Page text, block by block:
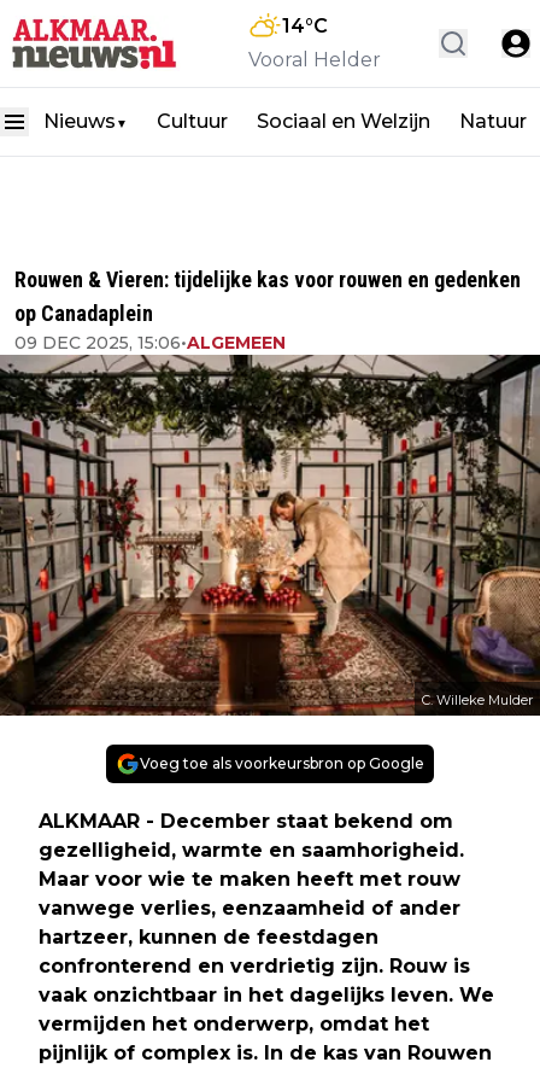
14°C
Vooral Helder
Nieuws ▼ Cultuur Sociaal en Welzijn Natuur
Rouwen & Vieren: tijdelijke kas voor rouwen en gedenken
op Canadaplein
09 DEC 2025, 15:06•ALGEMEEN
C. Willeke Mulder
Voeg toe als voorkeursbron op Google
ALKMAAR - December staat bekend om
gezelligheid, warmte en saamhorigheid.
Maar voor wie te maken heeft met rouw
vanwege verlies, eenzaamheid of ander
hartzeer, kunnen de feestdagen
confronterend en verdrietig zijn. Rouw is
vaak onzichtbaar in het dagelijks leven. We
vermijden het onderwerp, omdat het
pijnlijk of complex is. In de kas van Rouwen